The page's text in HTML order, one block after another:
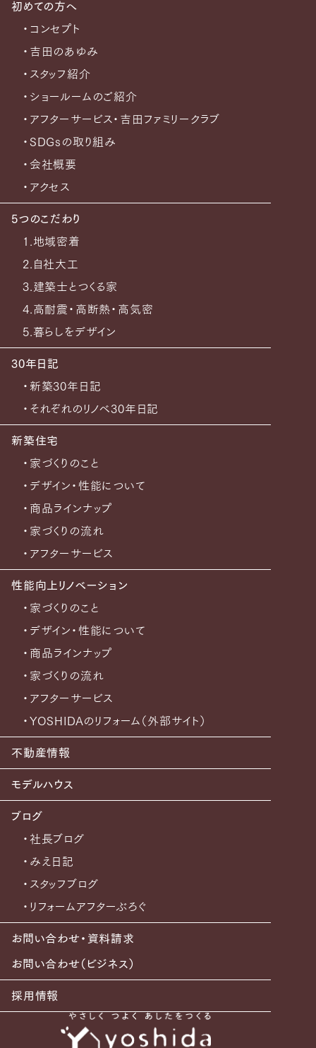
初めての方へ
・コンセプト
・吉田のあゆみ
・スタッフ紹介
・ショールームのご紹介
・アフターサービス・吉田ファミリークラブ
・SDGsの取り組み
・会社概要
・アクセス
5つのこだわり
1.地域密着
2.自社大工
3.建築士とつくる家
4.高耐震・高断熱・高気密
5.暮らしをデザイン
30年日記
・新築30年日記
・それぞれのリノベ30年日記
新築住宅
・家づくりのこと
・デザイン・性能について
・商品ラインナップ
・家づくりの流れ
・アフターサービス
性能向上リノベーション
・家づくりのこと
・デザイン・性能について
・商品ラインナップ
・家づくりの流れ
・アフターサービス
・YOSHIDAのリフォーム（外部サイト）
不動産情報
モデルハウス
ブログ
・社長ブログ
・みえ日記
・スタッフブログ
・リフォームアフターぶろぐ
お問い合わせ・資料請求
お問い合わせ（ビジネス）
採用情報